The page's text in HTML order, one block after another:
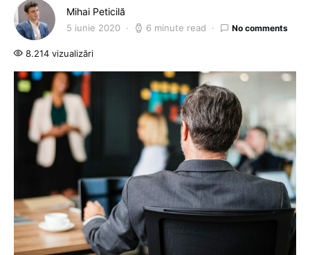
Mihai Peticilă
5 iunie 2020 6 minute read No comments
8.214 vizualizări